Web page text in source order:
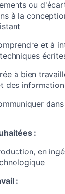
ou
à la
et à
à bien
des
:
en
: